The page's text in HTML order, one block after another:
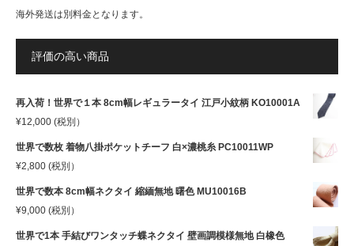
海外発送は別料金となります。
評価の高い商品
再入荷！世界で１本 8cm幅レギュラータイ 江戸小紋柄 KO10001A
¥12,000 (税別）
世界で数枚 着物八掛ポケットチーフ 白×濃桃糸 PC10011WP
¥2,800 (税別）
世界で数本 8cm幅ネクタイ 縮緬無地 曙色 MU10016B
¥9,000 (税別）
世界で1本 手結びワンタッチ蝶ネクタイ 壁画調模様無地 白橡色